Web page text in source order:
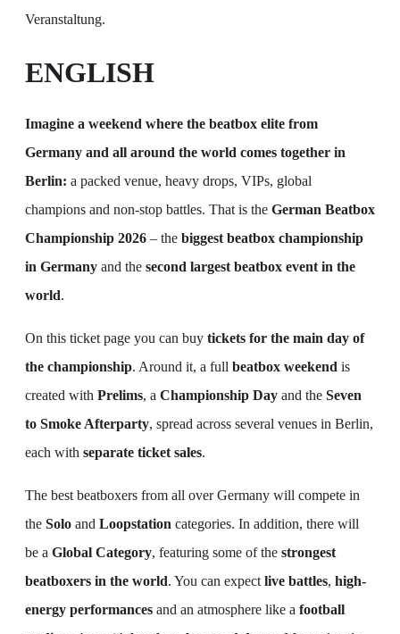
Veranstaltung.
ENGLISH
Imagine a weekend where the beatbox elite from
Germany and all around the world comes together in
Berlin: a packed venue, heavy drops, VIPs, global
champions and non-stop battles. That is the German Beatbox
Championship 2026 – the biggest beatbox championship
in Germany and the second largest beatbox event in the
world.
On this ticket page you can buy tickets for the main day of
the championship. Around it, a full beatbox weekend is
created with Prelims, a Championship Day and the Seven
to Smoke Afterparty, spread across several venues in Berlin,
each with separate ticket sales.
The best beatboxers from all over Germany will compete in
the Solo and Loopstation categories. In addition, there will
be a Global Category, featuring some of the strongest
beatboxers in the world. You can expect live battles, high-
energy performances and an atmosphere like a football